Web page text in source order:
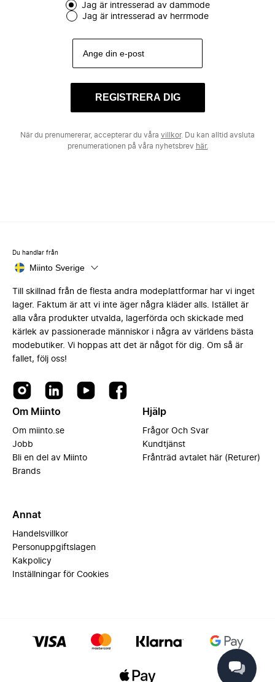
Jag är intresserad av dammode
Jag är intresserad av herrmode
REGISTRERA DIG
När du prenumererar, accepterar du våra villkor. Du kan alltid avsluta
prenumerationen på våra nyhetsbrev här.
Du handlar från
Miinto Sverige
Till skillnad från de flesta andra modeplattformar har vi inget
lager. Faktum är att vi inte äger några kläder alls. Istället är
alla våra produkter utvalda, lagerförda och skickade med
kärlek av passionerade människor i några av världens bästa
modebutiker. Vi hoppas att det är något för dig. Om så är
fallet, följ oss!
Om Miinto
Om miinto.se
Jobb
Bli en del av Miinto
Brands
Hjälp
Frågor Och Svar
Kundtjänst
Frånträd avtalet här (Returer)
Annat
Handelsvillkor
Personuppgiftslagen
Kakpolicy
Inställningar för Cookies